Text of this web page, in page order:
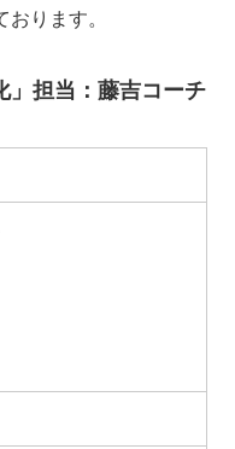
ります。
」担当：藤吉コーチ